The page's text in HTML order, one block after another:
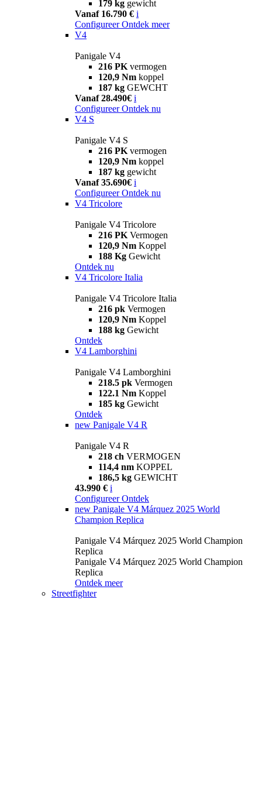
179 kg gewicht
Vanaf 16.790 € i
Configureer Ontdek meer
V4
Panigale V4
216 PK vermogen
120,9 Nm koppel
187 kg GEWCHT
Vanaf 28.490€ i
Configureer Ontdek nu
V4 S
Panigale V4 S
216 PK vermogen
120,9 Nm koppel
187 kg gewicht
Vanaf 35.690€ i
Configureer Ontdek nu
V4 Tricolore
Panigale V4 Tricolore
216 PK Vermogen
120,9 Nm Koppel
188 Kg Gewicht
Ontdek nu
V4 Tricolore Italia
Panigale V4 Tricolore Italia
216 pk Vermogen
120,9 Nm Koppel
188 kg Gewicht
Ontdek
V4 Lamborghini
Panigale V4 Lamborghini
218.5 pk Vermogen
122.1 Nm Koppel
185 kg Gewicht
Ontdek
new Panigale V4 R
Panigale V4 R
218 ch VERMOGEN
114,4 nm KOPPEL
186,5 kg GEWICHT
43.990 € i
Configureer Ontdek
new Panigale V4 Márquez 2025 World
Champion Replica
Panigale V4 Márquez 2025 World Champion
Replica
Panigale V4 Márquez 2025 World Champion
Replica
Ontdek meer
Streetfighter